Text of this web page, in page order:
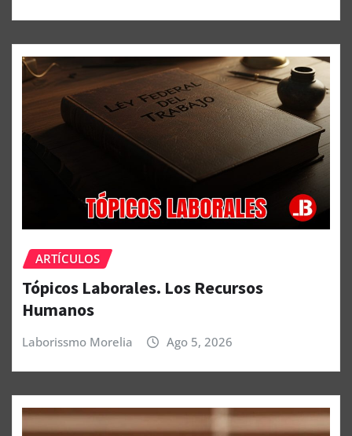
ARTÍCULOS
Tópicos Laborales. Los Recursos
Humanos
Laborissmo Morelia Ago 5, 2026